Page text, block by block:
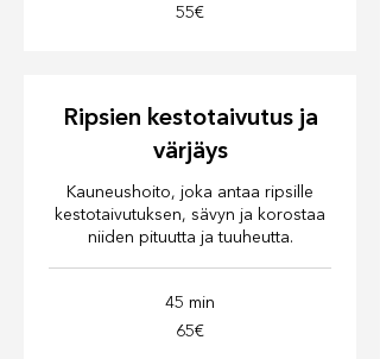
55€
Ripsien kestotaivutus ja
värjäys
Kauneushoito, joka antaa ripsille
kestotaivutuksen, sävyn ja korostaa
niiden pituutta ja tuuheutta.
45 min
65€